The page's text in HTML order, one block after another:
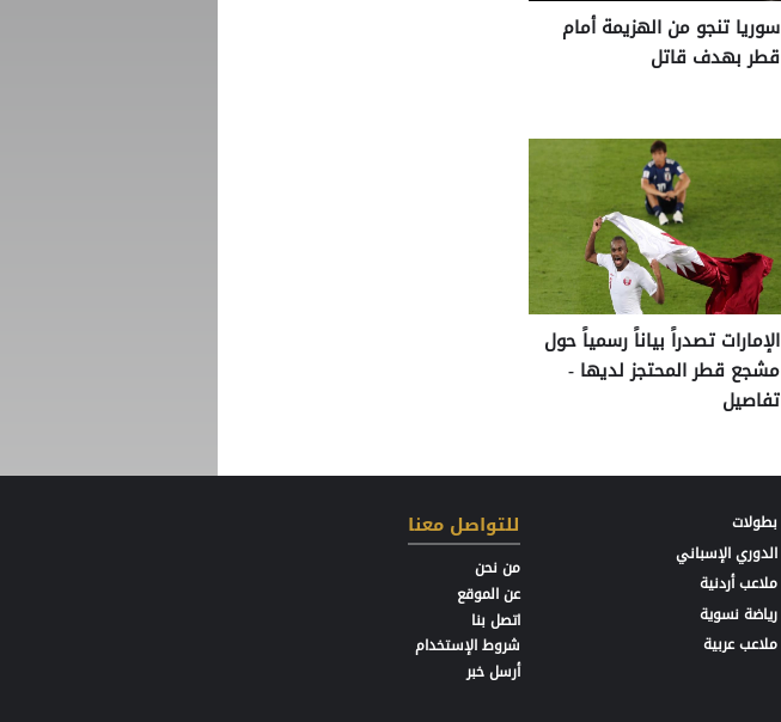
سوريا تنجو من الهزيمة أمام
قطر بهدف قاتل
الإمارات تصدراً بياناً رسمياً حول
مشجع قطر المحتجز لديها -
تفاصيل
بطولات
الدوري الإسباني
ملاعب أردنية
رياضة نسوية
ملاعب عربية
للتواصل معنا
من نحن
عن الموقع
اتصل بنا
شروط الإستخدام
أرسل خبر